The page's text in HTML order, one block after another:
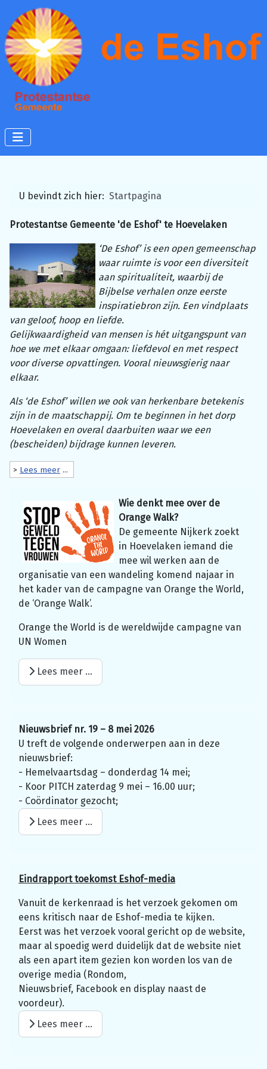
U bevindt zich hier: Startpagina
Protestantse Gemeente 'de Eshof' te Hoevelaken
‘De Eshof’ is een open gemeenschap
waar ruimte is voor een diversiteit
aan spiritualiteit, waarbij de
Bijbelse verhalen onze eerste
inspiratiebron zijn. Een vindplaats
van geloof, hoop en liefde.
Gelijkwaardigheid van mensen is hét uitgangspunt van
hoe we met elkaar omgaan: liefdevol en met respect
voor diverse opvattingen. Vooral nieuwsgierig naar
elkaar.
Als ‘de Eshof’ willen we ook van herkenbare betekenis
zijn in de maatschappij. Om te beginnen in het dorp
Hoevelaken en overal daarbuiten waar we een
(bescheiden) bijdrage kunnen leveren.
> Lees meer ...
Wie denkt mee over de
Orange Walk?
De gemeente Nijkerk zoekt
in Hoevelaken iemand die
mee wil werken aan de
organisatie van een wandeling komend najaar in
het kader van de campagne van Orange the World,
de ‘Orange Walk’.
Orange the World is de wereldwijde campagne van
UN Women
Lees meer …
Nieuwsbrief nr. 19 – 8 mei 2026
U treft de volgende onderwerpen aan in deze
nieuwsbrief:
- Hemelvaartsdag – donderdag 14 mei;
- Koor PITCH zaterdag 9 mei – 16.00 uur;
- Coördinator gezocht;
Lees meer …
Eindrapport toe komstEshof-media
Vanuit de kerkenraad is het verzoek gekomen om
eens kritisch naar de Eshof-media te kijken.
Eerst was het verzoek vooral gericht op de website,
maar al spoedig werd duidelijk dat de website niet
als een apart item gezien kon worden los van de
overige media (Rondom,
Nieuwsbrief, Facebook en display naast de
voordeur).
Lees meer …